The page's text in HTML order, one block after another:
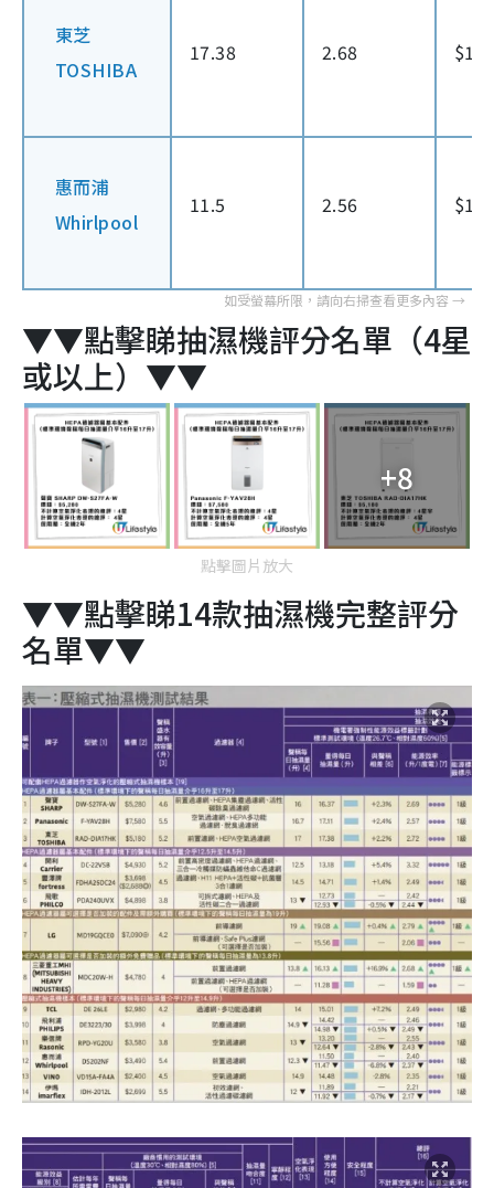
東芝
TOSHIBA
17.38 2.68
惠而浦
Whirlpool
11.5 2.56
▼▼點擊睇抽濕機評分名單（4星
或以上）▼▼
+8
點擊圖片放大
▼▼點擊睇14款抽濕機完整評分
名單▼▼